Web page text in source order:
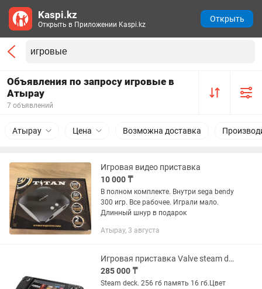
Объявления по запросу игровые в
Атырау
7 объявлений
Атырау Цена Возможна доставка
Игровая видео приставка
10 000 ₸
В полном комплекте. Внутри sega bendy
300 игр. Все рабочее. Играли мало.
Длинный шнур в подарок
Атырау, 3 августа
Игровая приставка Valve steam deck
285 000 ₸
Steam deck. 256 гб память 16 гб.Цвет
Kaspi.kz
Открыть в Приложении Kaspi.kz
Открыть